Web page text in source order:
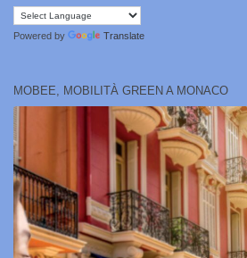
Powered by Translate
MOBEE, MOBILITÀ GREEN A MONACO